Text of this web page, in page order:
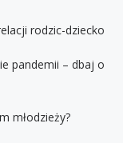
rodzic-dziecko
pandemii – dbaj o
młodzieży?